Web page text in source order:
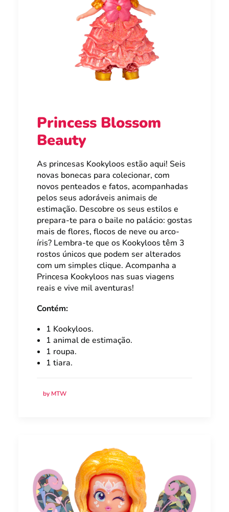
Princess Blossom
Beauty
As princesas Kookyloos estão aqui! Seis
novas bonecas para colecionar, com
novos penteados e fatos, acompanhadas
pelos seus adoráveis animais de
estimação. Descobre os seus estilos e
prepara-te para o baile no palácio: gostas
mais de flores, flocos de neve ou arco-
íris? Lembra-te que os Kookyloos têm 3
rostos únicos que podem ser alterados
com um simples clique. Acompanha a
Princesa Kookyloos nas suas viagens
reais e vive mil aventuras!
Contém:
1 Kookyloos.
1 animal de estimação.
1 roupa.
1 tiara.
by MTW